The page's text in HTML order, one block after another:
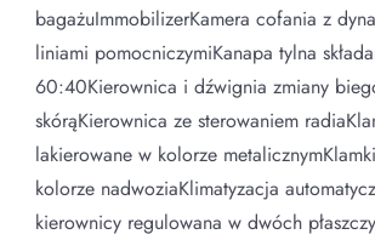
bagażuImmobilizerKamera cofania z
liniami pomocniczymiKanapa tylna
60:40Kierownica i dźwignia zmiany
skórąKierownica ze sterowaniem
lakierowane w kolorze
kolorze nadwoziaKlimatyzacja
kierownicy regulowana w dwóch